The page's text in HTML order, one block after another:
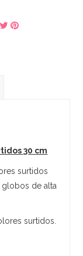
30 cm
surtidos
globos de alta
surtidos.